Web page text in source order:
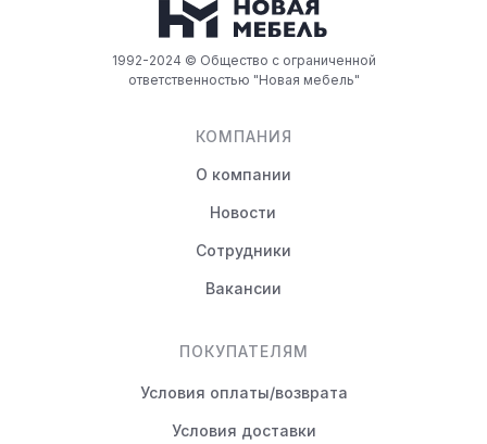
КОМПАНИЯ
О компании
Новости
Сотрудники
Вакансии
ПОКУПАТЕЛЯМ
Условия оплаты/возврата
Условия доставки
1992-2024 © Общество с ограниченной
ответственностью "Новая мебель"